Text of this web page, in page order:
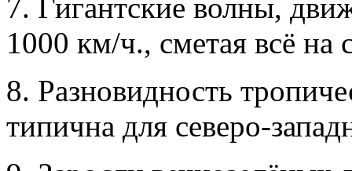
7. Гигантские волны,
1000 км/ч., сметая всё на
8. Разновидность
типична для северо-